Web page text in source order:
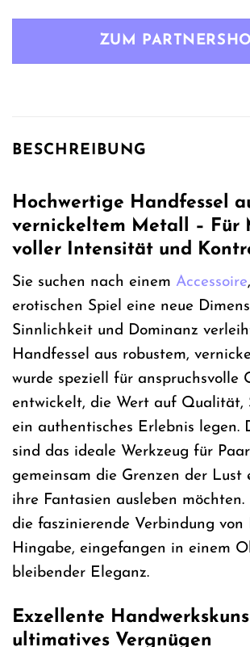
ZUM
BESCHREIBUNG
Hochwertige Handfessel
vernickeltem Metall – Für
voller Intensität und
Sie suchen nach einem Accessoire
erotischen Spiel eine neue
Sinnlichkeit und Dominanz
Handfessel aus robustem,
wurde speziell für anspruchsvolle
entwickelt, die Wert auf Qualität,
ein authentisches Erlebnis legen.
sind das ideale Werkzeug für
gemeinsam die Grenzen der Lust
ihre Fantasien ausleben möchten.
die faszinierende Verbindung
Hingabe, eingefangen in einem
bleibender Eleganz.
Exzellente
ultimatives Vergnügen